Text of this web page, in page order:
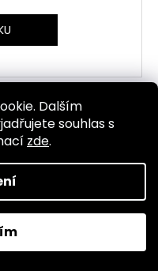
Dalším
souhlas s
zde.